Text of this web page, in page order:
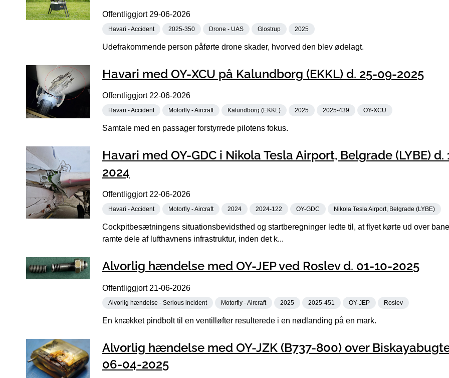
Offentliggjort 29-06-2026
Havari - Accident 2025-350 Drone - UAS Glostrup 2025
Udefrakommende person påførte drone skader, hvorved den blev ødelagt.
Havari med OY-XCU på Kalundborg (EKKL) d. 25-09-2025
Offentliggjort 22-06-2026
Havari - Accident Motorfly - Aircraft Kalundborg (EKKL) 2025 2025-439 OY-XCU
Samtale med en passager forstyrrede pilotens fokus.
Havari med OY-GDC i Nikola Tesla Airport, Belgrade (LYBE) d.
2024
Offentliggjort 22-06-2026
Havari - Accident Motorfly - Aircraft 2024 2024-122 OY-GDC Nikola Tesla Airport, Belgrade (LYBE)
Cockpitbesætningens situationsbevidsthed og startberegninger ledte til, at flyet kørte ud over
ramte dele af lufthavnens infrastruktur, inden det k...
Alvorlig hændelse med OY-JEP ved Roslev d. 01-10-2025
Offentliggjort 21-06-2026
Alvorlig hændelse - Serious incident Motorfly - Aircraft 2025 2025-451 OY-JEP Roslev
En knækket pindbolt til en ventilløfter resulterede i en nødlanding på en mark.
Alvorlig hændelse med OY-JZK (B737-800) over
06-04-2025